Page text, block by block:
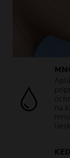
na